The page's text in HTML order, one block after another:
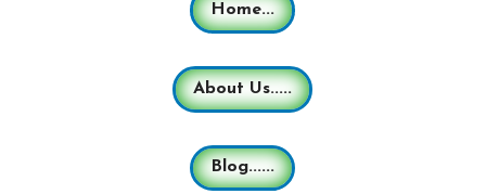
Home...
About Us.....
Blog......